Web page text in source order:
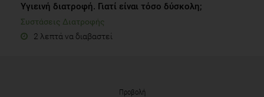
Υγιεινή διατροφή. Γιατί είναι τόσο δύσκολη;
Συστάσεις Διατροφής
2 λεπτά να διαβαστεί
Προβολή